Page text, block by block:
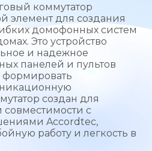
коммутатор
элемент для создания
домофонных систем
Это устройство
и надежное
панелей и пультов
формировать
создан для
совместимости с
Accordtec,
работу и легкость в